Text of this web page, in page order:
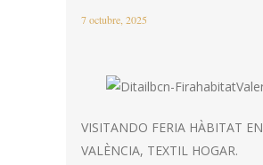
7 octubre, 2025
VISITANDO FERIA HÀBITAT EN
VALÈNCIA, TEXTIL HOGAR.